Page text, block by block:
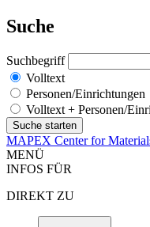
Suche
Suchbegriff
Volltext
Personen/Einrichtungen
Volltext + Personen/
MAPEX Center for
MENÜ
INFOS FÜR
DIREKT ZU